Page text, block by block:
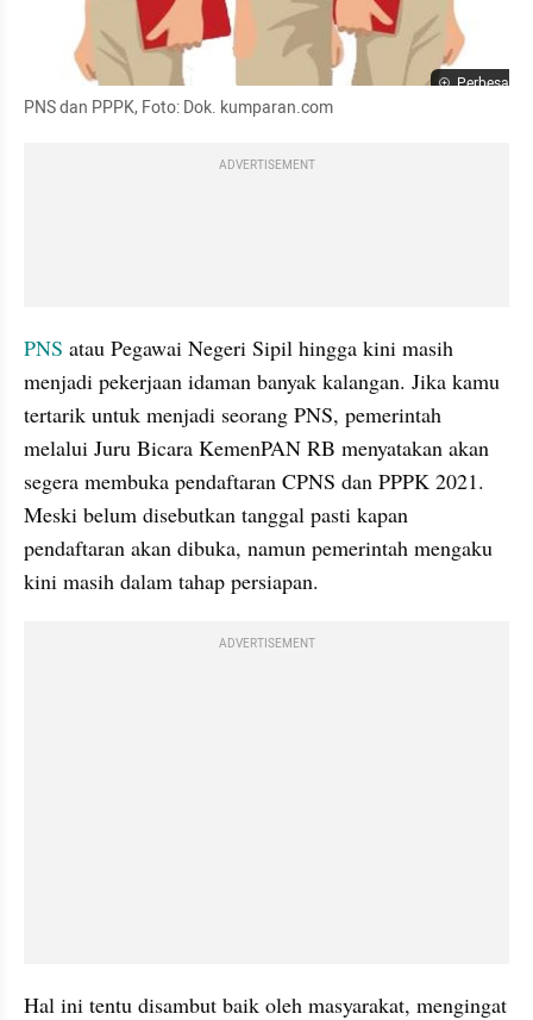
Perbesar
PNS dan PPPK, Foto: Dok. kumparan.com
ADVERTISEMENT
PNS atau Pegawai Negeri Sipil hingga kini masih
menjadi pekerjaan idaman banyak kalangan. Jika kamu
tertarik untuk menjadi seorang PNS, pemerintah
melalui Juru Bicara KemenPAN RB menyatakan akan
segera membuka pendaftaran CPNS dan PPPK 2021.
Meski belum disebutkan tanggal pasti kapan
pendaftaran akan dibuka, namun pemerintah mengaku
kini masih dalam tahap persiapan.
ADVERTISEMENT
Hal ini tentu disambut baik oleh masyarakat, mengingat